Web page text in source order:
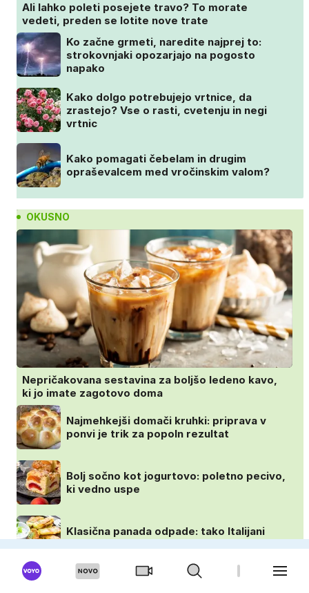
Ali lahko poleti posejete travo? To morate
vedeti, preden se lotite nove trate
Ko začne grmeti, naredite najprej to:
strokovnjaki opozarjajo na pogosto
napako
Kako dolgo potrebujejo vrtnice, da
zrastejo? Vse o rasti, cvetenju in negi
vrtnic
Kako pomagati čebelam in drugim
opraševalcem med vročinskim valom?
OKUSNO
Nepričakovana sestavina za boljšo ledeno kavo,
ki jo imate zagotovo doma
Najmehkejši domači kruhki: priprava v
ponvi je trik za popoln rezultat
Bolj sočno kot jogurtovo: poletno pecivo,
ki vedno uspe
Klasična panada odpade: tako Italijani